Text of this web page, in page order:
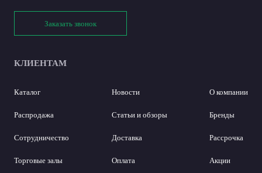
Заказать звонок
КЛИЕНТАМ
Каталог
Распродажа
Сотрудничество
Торговые залы
Новости
Статьи и обзоры
Доставка
Оплата
О компании
Бренды
Рассрочка
Акции